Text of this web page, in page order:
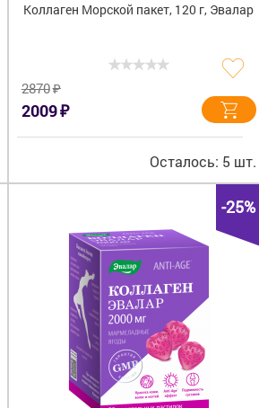
Коллаген Морской пакет, 120 г, Эвалар
2870₽
2009₽
Осталось: 5 шт.
-25%